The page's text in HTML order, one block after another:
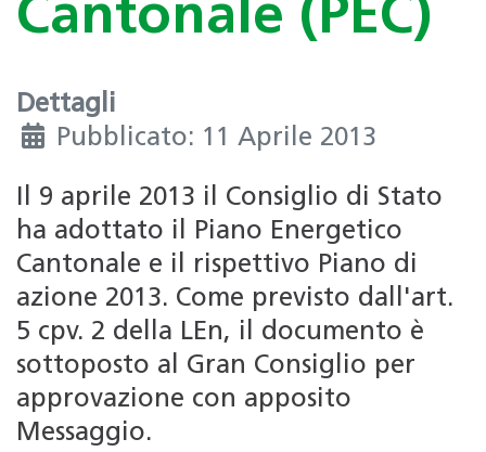
Cantonale (PEC)
Dettagli
Pubblicato: 11 Aprile 2013
Il 9 aprile 2013 il Consiglio di Stato
ha adottato il Piano Energetico
Cantonale e il rispettivo Piano di
azione 2013. Come previsto dall'art.
5 cpv. 2 della LEn, il documento è
sottoposto al Gran Consiglio per
approvazione con apposito
Messaggio.